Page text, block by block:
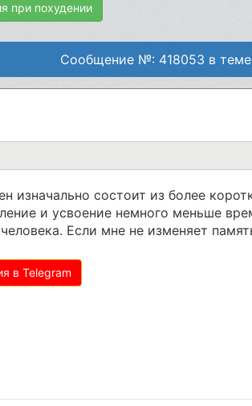
при похудении
Сообщение №: 418053 в
изначально состоит из более
и усвоение немного меньше
Если мне не изменяет
в Telegram